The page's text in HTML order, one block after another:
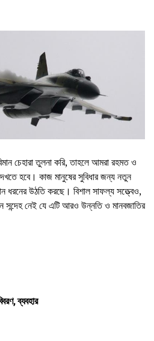
চেহারা তুলনা করি, তাহলে আমরা রহমত ও
দেখতে হবে। কাজ মানুষের সুবিধার জন্য নতুন
ধরনের উঠতি করছে। বিশাল সাফল্য সত্ত্বেও,
সন্দেহ নেই যে এটি আরও উন্নতি ও মানবজাতির
ব্যবহার